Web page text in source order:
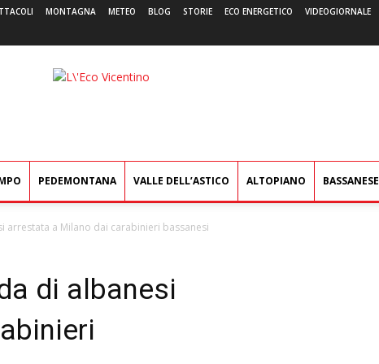
MONTAGNA METEO BLOG STORIE ECO ENERGETICO VIDEOGIORNALE
L'Eco
PEDEMONTANA VALLE DELL’ASTICO ALTOPIANO BASSANESE
arrestata a Milano dai carabinieri bassanesi
di albanesi